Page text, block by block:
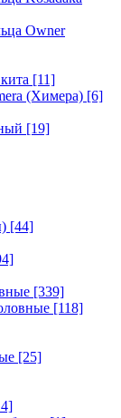
Owner
[11]
(Химера) [6]
[19]
[44]
[339]
[118]
[25]